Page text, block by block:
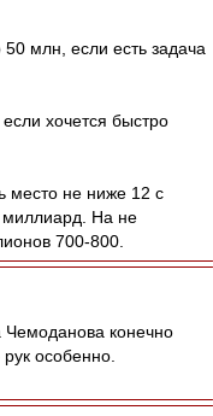
млн, если есть задача
хочется быстро
место не ниже 12 с
миллиард. На не
700-800.
Чемоданова конечно
особенно.